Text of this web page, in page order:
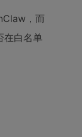
，而
在白名单